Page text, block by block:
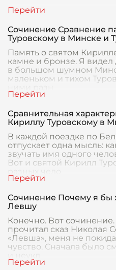
Сочинение Сравнение
Туровскому в Минске и
Память о святом
камне и бронзе. Я видел
в большом шумном
маленьком и тихом
Сравнительная
Кириллу Туровскому в
В каждой поездке по
отпускает одна мысль:
звучать имя одного
Вот и святой Кирилл
Сочинение Почему я бы
Левшу
Конечно. Вот
прочитал сказ Николая
«Левша», меня не
чувство. Сначала было